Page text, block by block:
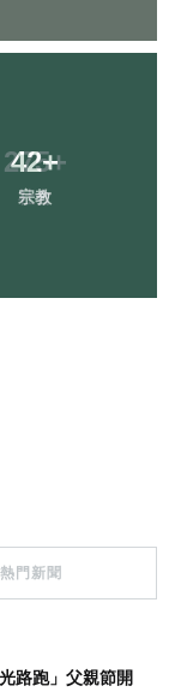
42+
宗教
熱門新聞
路跑」父親節開